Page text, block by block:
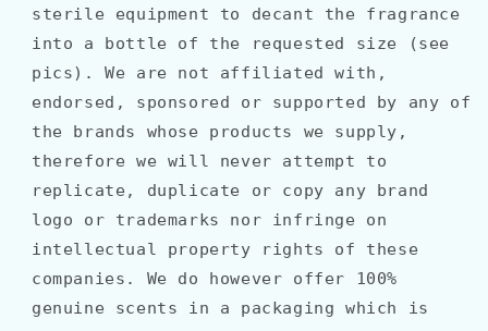
sterile equipment to decant the fragrance
into a bottle of the requested size (see
pics). We are not affiliated with,
endorsed, sponsored or supported by any of
the brands whose products we supply,
therefore we will never attempt to
replicate, duplicate or copy any brand
logo or trademarks nor infringe on
intellectual property rights of these
companies. We do however offer 100%
genuine scents in a packaging which is